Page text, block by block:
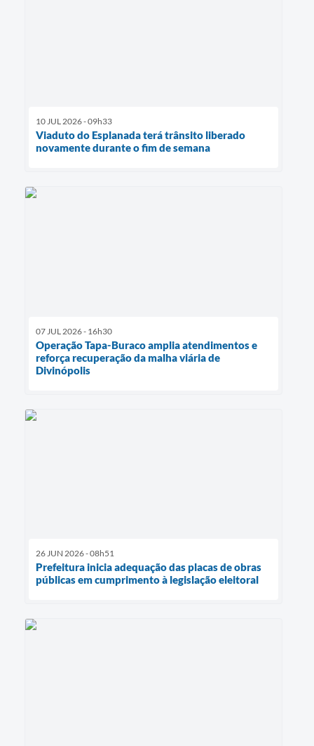
10 JUL 2026 - 09h33
Viaduto do Esplanada terá trânsito liberado
novamente durante o fim de semana
07 JUL 2026 - 16h30
Operação Tapa-Buraco amplia atendimentos e
reforça recuperação da malha viária de
Divinópolis
26 JUN 2026 - 08h51
Prefeitura inicia adequação das placas de obras
públicas em cumprimento à legislação eleitoral